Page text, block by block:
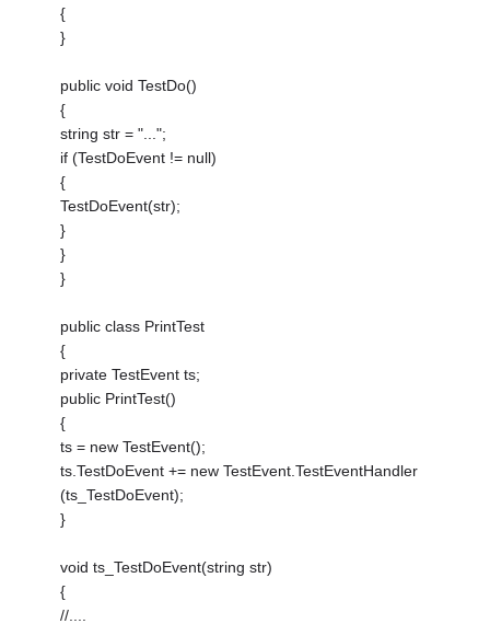
{
}
public void TestDo()
{
string str = "...";
if (TestDoEvent != null)
{
TestDoEvent(str);
}
}
}
public class PrintTest
{
private TestEvent ts;
public PrintTest()
{
ts = new TestEvent();
ts.TestDoEvent += new TestEvent.TestEventHandler
(ts_TestDoEvent);
}
void ts_TestDoEvent(string str)
{
//....